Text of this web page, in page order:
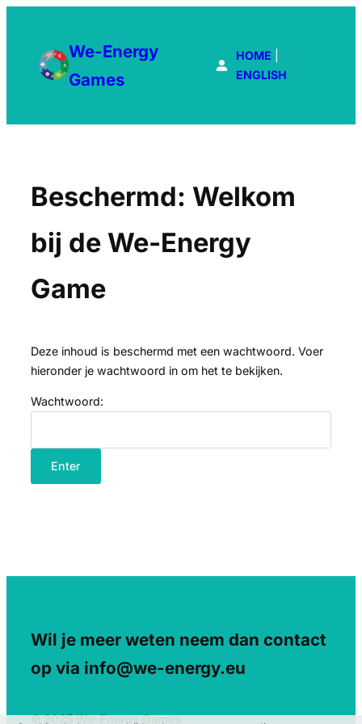
inhoud
We-Energy
Games
HOME
ENGLISH
Beschermd: Welkom
bij de We-Energy
Game
Deze inhoud is beschermd met een wachtwoord. Voer
hieronder je wachtwoord in om het te bekijken.
Wachtwoord:
Wil je meer weten neem dan contact
op via info@we-energy.eu
© 2025 We-Energy Games